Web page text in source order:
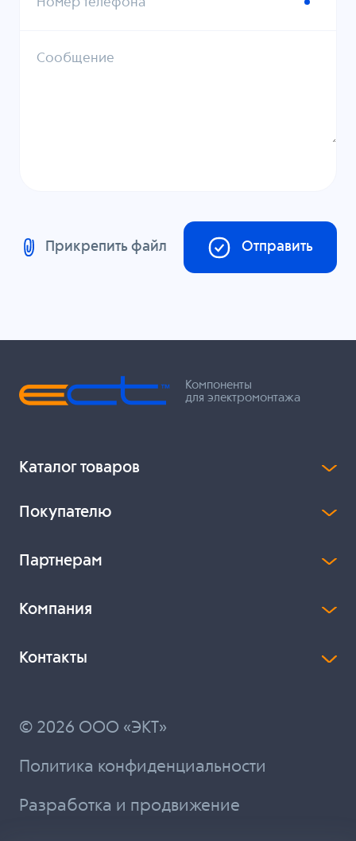
Сообщение
Прикрепить файл Отправить
Компоненты
для электромонтажа
Каталог товаров
Покупателю
Партнерам
Компания
Контакты
© 2026 ООО «ЭКТ»
Политика конфиденциальности
Разработка и продвижение